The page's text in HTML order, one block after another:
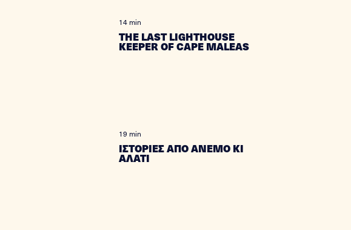
14 min
THE LAST LIGHTHOUSE
KEEPER OF CAPE MALEAS
19 min
ΙΣΤΟΡΙΕΣ ΑΠΟ ΑΝΕΜΟ ΚΙ
ΑΛΑΤΙ